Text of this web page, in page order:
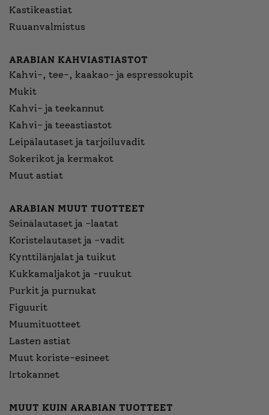
Kastikeastiat
Ruuanvalmistus
ARABIAN KAHVIASTIASTOT
Kahvi-, tee-, kaakao- ja espressokupit
Mukit
Kahvi- ja teekannut
Kahvi- ja teeastiastot
Leipälautaset ja tarjoiluvadit
Sokerikot ja kermakot
Muut astiat
ARABIAN MUUT TUOTTEET
Seinälautaset ja -laatat
Koristelautaset ja -vadit
Kynttilänjalat ja tuikut
Kukkamaljakot ja -ruukut
Purkit ja purnukat
Figuurit
Muumituotteet
Lasten astiat
Muut koriste-esineet
Irtokannet
MUUT KUIN ARABIAN TUOTTEET